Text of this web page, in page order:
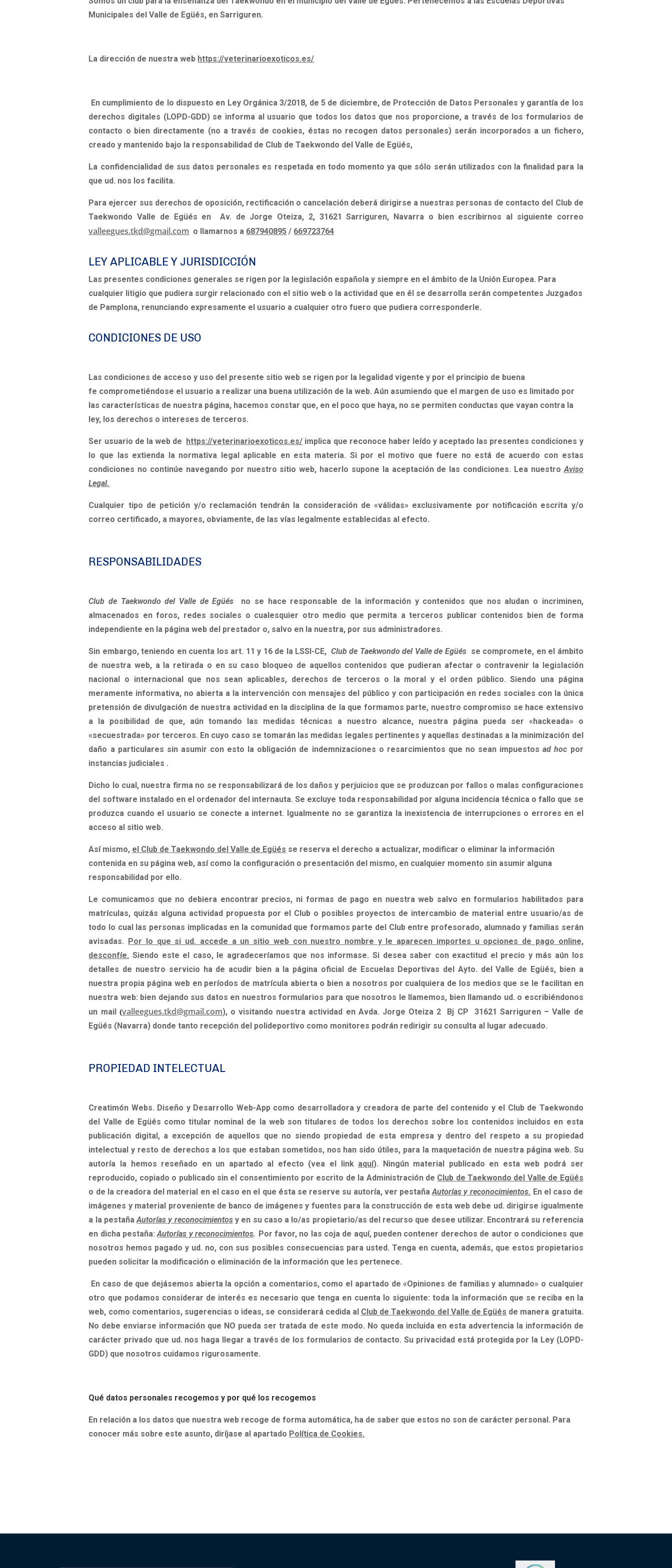
Municipales del Valle de Egüés, en Sarriguren.
La dirección de nuestra web https://veterinarioexoticos.es/
En cumplimiento de lo dispuesto en Ley Orgánica 3/2018, de 5 de diciembre, de Protección de Datos Personales y garantía de los
derechos digitales (LOPD-GDD) se informa al usuario que todos los datos que nos proporcione, a través de los formularios de
contacto o bien directamente (no a través de cookies, éstas no recogen datos personales) serán incorporados a un fichero,
creado y mantenido bajo la responsabilidad de Club de Taekwondo del Valle de Egüés,
La confidencialidad de sus datos personales es respetada en todo momento ya que sólo serán utilizados con la finalidad para la
que ud. nos los facilita.
Para ejercer sus derechos de oposición, rectificación o cancelacióndeberá dirigirse a nuestras personas de contacto del Club de
Taekwondo Valle de Egüés en Av. de Jorge Oteiza, 2, 31621 Sarriguren, Navarra o bien escribirnos al siguiente correo
valleegues.tkd@gmail.com o llamarnos a 687940895 / 669723764
LEY APLICABLE Y JURISDICCIÓN
Las presentes condiciones generales se rigen por la legislación española y siempre en el ámbito de la Unión Europea. Para
cualquier litigio que pudiera surgir relacionado con el sitio web o la actividad que en él se desarrolla serán competentes Juzgados
de Pamplona, renunciando expresamente el usuario a cualquier otro fuero que pudiera corresponderle.
CONDICIONES DE USO
Las condiciones de acceso y uso del presente sitio web se rigen por la legalidad vigente y por el principio de buena
fe comprometiéndose el usuario a realizar una buena utilización de la web. Aún asumiendo que el margen de uso es limitado por
las características de nuestra página, hacemos constar que, en el poco que haya, no se permiten conductas que vayan contra la
ley, los derechos o intereses de terceros.
Ser usuario de la web de https://veterinarioexoticos.es/ implica que reconoce haber leído y aceptado las presentes condiciones y
lo que las extienda la normativa legal aplicable en esta materia. Si por el motivo que fuere no está de acuerdo con estas
condiciones no continúe navegando por nuestro sitio web, hacerlo supone la aceptación de las condiciones. Lea nuestroAviso
Legal.
Cualquier tipo de petición y/o reclamación tendrán la consideración de «válidas» exclusivamente por notificación escrita y/o
correo certificado, a mayores, obviamente, de las vías legalmente establecidas al efecto.
RESPONSABILIDADES
Club de Taekwondo del Valle de Egüés
no se hace responsable de la información y contenidos que nos aludan o incriminen,
almacenados en foros, redes sociales o cualesquier otro medio que permita a terceros publicar contenidos bien de forma
independiente en la página web del prestador o, salvo en la nuestra, por sus administradores.
Sin embargo, teniendo en cuenta los art. 11 y 16 de la LSSI-CE, Club de Taekwondo del Valle de Egüés se compromete, en el ámbito
de nuestra web, a la retirada o en su caso bloqueo de aquellos contenidos que pudieran afectar o contravenir la legislación
nacional o internacional que nos sean aplicables, derechos de terceros o la moral y el orden público. Siendo una página
meramente informativa, no abierta a la intervención con mensajes del público y con participación en redes sociales con la única
pretensión de divulgación de nuestra actividad en la disciplina de la que formamos parte, nuestro compromiso se hace extensivo
a la posibilidad de que, aún tomando las medidas técnicas a nuestro alcance, nuestra página pueda ser «hackeada» o
«secuestrada» por terceros. En cuyo caso se tomarán las medidas legales pertinentes y aquellas destinadas a la minimización del
daño a particulares sin asumir con esto la obligación de indemnizaciones o resarcimientos que no sean impuestosad hoc por
instancias judiciales .
Dicho lo cual, nuestra firma no se responsabilizará de los daños y perjuicios que se produzcan por fallos o malas configuraciones
del software instalado en el ordenador del internauta. Se excluye toda responsabilidad por alguna incidencia técnica o fallo que se
produzca cuando el usuario se conecte a internet. Igualmente no se garantiza la inexistencia de interrupciones o errores en el
acceso al sitio web.
Así mismo, el Club de Taekwondo del Valle de Egüés se reserva el derecho a actualizar, modificar o eliminar la información
contenida en su página web, así como la configuración o presentación del mismo, en cualquier momento sin asumir alguna
responsabilidad por ello.
Le comunicamos que no debiera encontrar precios, ni formas de pago en nuestra web salvo en formularios habilitados para
matrículas, quizás alguna actividad propuesta por el Club o posibles proyectos de intercambio de material entre usuario/as de
todo lo cual las personas implicadas en la comunidad que formamos parte del Club entre profesorado, alumnado y familias serán
avisadas. Por lo que si ud. accede a un sitio web con nuestro nombre y le aparecen importes u opciones de pago online,
desconfíe. Siendo este el caso, le agradeceríamos que nos informase. Si desea saber con exactitud el precio y más aún los
detalles de nuestro servicio ha de acudir bien a la página oficial de Escuelas Deportivas del Ayto. del Valle de Egüés, bien a
nuestra propia página web en períodos de matrícula abierta o bien a nosotros por cualquiera de los medios que se le facilitan en
nuestra web: bien dejando sus datos en nuestros formularios para que nosotros le llamemos, bien llamando ud. o escribiéndonos
un mail (valleegues.tkd@gmail.com), o visitando nuestra actividad en Avda. Jorge Oteiza 2 Bj CP 31621 Sarriguren – Valle de
Egüés (Navarra) donde tanto recepción del polideportivo como monitores podrán redirigir su consulta al lugar adecuado.
PROPIEDAD INTELECTUAL
Creatimón Webs. Diseño y Desarrollo Web-App como desarrolladora y creadora de parte del contenido y el Club de Taekwondo
del Valle de Egüés como titular nominal de la web son titulares de todos los derechos sobre los contenidos incluidos en esta
publicación digital,a excepción de aquellos que no siendo propiedad de esta empresa y dentro del respeto a su propiedad
intelectual y resto de derechos a los que estaban sometidos, nos han sido útiles, para la maquetación de nuestra página web. Su
autoría la hemos reseñado en un apartado al efecto (vea el link aquí). Ningún material publicado en esta web podrá ser
reproducido, copiado o publicado sin el consentimiento por escrito de la Administración de Club de Taekwondo del Valle de Egüés
o de la creadora del material en el caso en el que ésta se reserve su autoría, ver pestañaAutorías y reconocimientos. En el caso de
imágenes y material proveniente de banco de imágenes y fuentes para la construcción de esta web debe ud. dirigirse igualmente
a la pestañaAutorías y reconocimientosy en su caso a lo/as propietario/as del recurso que desee utilizar. Encontrará su referencia
en dicha pestaña:Autorías y reconocimientos. Por favor, no las coja de aquí, pueden contener derechos de autor o condiciones que
nosotros hemos pagado y ud. no, con sus posibles consecuencias para usted. Tenga en cuenta, además, que estos propietarios
pueden solicitar la modificación o eliminación de la información que les pertenece.
En caso de que dejásemos abierta la opción a comentarios, como el apartado de «Opiniones de familias y alumnado» o cualquier
otro que podamos considerar de interés es necesario que tenga en cuenta lo siguiente: toda la información que se reciba en la
web, como comentarios, sugerencias o ideas, se considerará cedida al Club de Taekwondo del Valle de Egüés de manera gratuita.
No debe enviarse información que NO pueda ser tratada de este modo. No queda incluida en esta advertencia la información de
carácter privado que ud. nos haga llegar a través de los formularios de contacto. Su privacidad está protegida por la Ley (LOPD-
GDD) que nosotros cuidamos rigurosamente.
Qué datos personales recogemos y por qué los recogemos
En relación a los datos que nuestra web recoge de forma automática, ha de saber que estos no son de carácter personal. Para
conocer más sobre este asunto, diríjase al apartado Política de Cookies.